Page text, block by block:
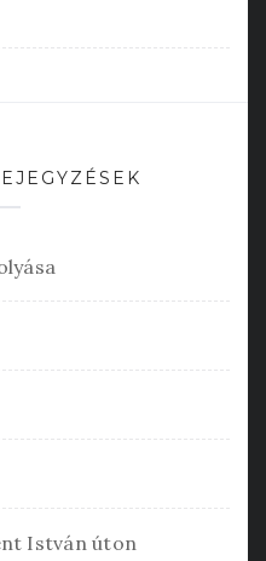
István úton